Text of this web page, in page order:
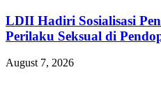
LDII Hadiri Sosialisasi
Perilaku Seksual di
August 7, 2026